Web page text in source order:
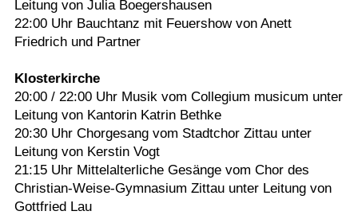
Leitung von Julia Boegershausen
22:00 Uhr Bauchtanz mit Feuershow von Anett
Friedrich und Partner
Klosterkirche
20:00 / 22:00 Uhr Musik vom Collegium musicum unter
Leitung von Kantorin Katrin Bethke
20:30 Uhr Chorgesang vom Stadtchor Zittau unter
Leitung von Kerstin Vogt
21:15 Uhr Mittelalterliche Gesänge vom Chor des
Christian-Weise-Gymnasium Zittau unter Leitung von
Gottfried Lau